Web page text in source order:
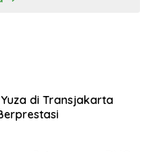
di Transjakarta